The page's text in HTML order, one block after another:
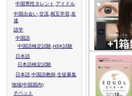
中国男性タレント,アイドル
中国出会い,交流,相互学習,友
達
語学
中国語
中国語検定試験,HSK試験
日本語
日本語検定試験
日本語,中国語教師,生徒募集
地域(中国国内)
チベット